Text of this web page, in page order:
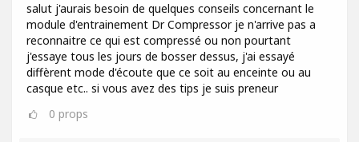
salut j'aurais besoin de quelques conseils concernant le
module d'entrainement Dr Compressor je n'arrive pas a
reconnaitre ce qui est compressé ou non pourtant
j'essaye tous les jours de bosser dessus, j'ai essayé
diffèrent mode d'écoute que ce soit au enceinte ou au
casque etc.. si vous avez des tips je suis preneur
0 props